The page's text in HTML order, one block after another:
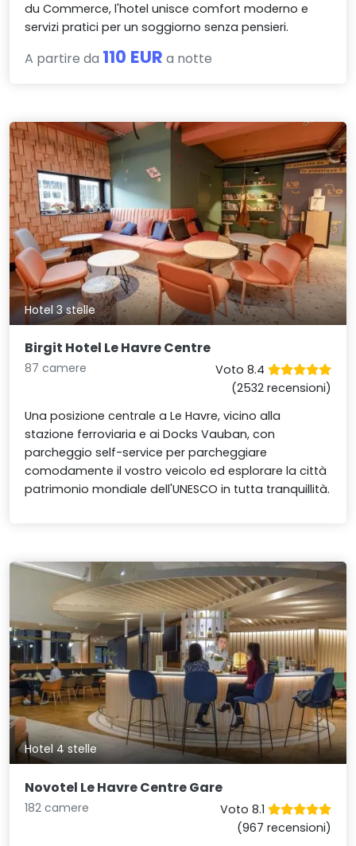
du Commerce, l'hotel unisce comfort moderno e
servizi pratici per un soggiorno senza pensieri.
A partire da 110 EUR a notte
Hotel 3 stelle
Birgit Hotel Le Havre Centre
87 camere
Voto 8.4
(2532 recensioni)
Una posizione centrale a Le Havre, vicino alla
stazione ferroviaria e ai Docks Vauban, con
parcheggio self-service per parcheggiare
comodamente il vostro veicolo ed esplorare la città
patrimonio mondiale dell'UNESCO in tutta tranquillità.
Hotel 4 stelle
Novotel Le Havre Centre Gare
182 camere
Voto 8.1
(967 recensioni)